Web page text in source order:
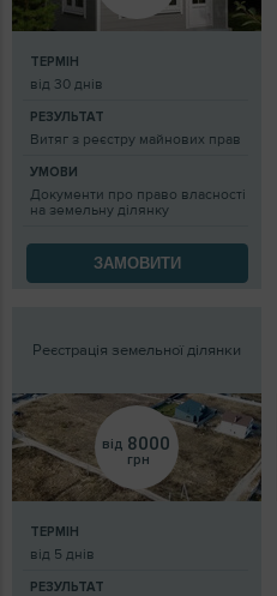
ТЕРМІН
від 30 днів
РЕЗУЛЬТАТ
Витяг з реєстру майнових прав
УМОВИ
Документи про право власності
на земельну ділянку
ЗАМОВИТИ
Реєстрація земельної ділянки
від 8000
грн
ТЕРМІН
від 5 днів
РЕЗУЛЬТАТ